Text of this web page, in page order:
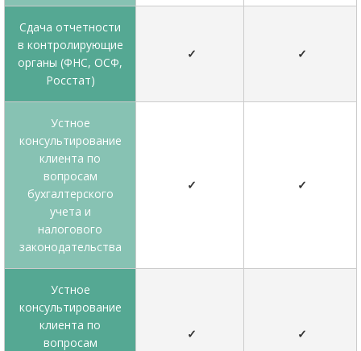
Cдача отчетности
в контролирующие
органы (ФНС, ОСФ,
Росстат)
✓ ✓
Устное
консультирование
клиента по
вопросам
бухгалтерского
учета и
налогового
законодательства
✓ ✓
Устное
консультирование
клиента по
вопросам
✓ ✓